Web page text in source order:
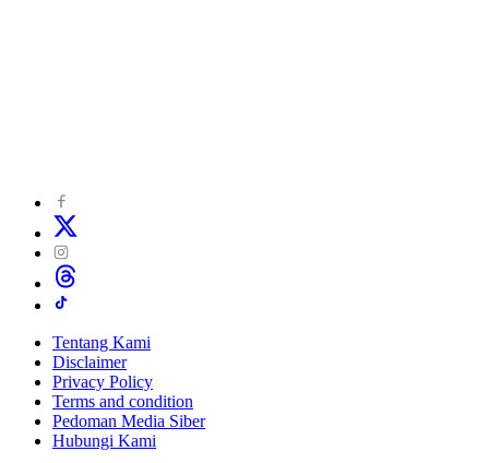
Tentang Kami
Disclaimer
Privacy Policy
Terms and condition
Pedoman Media Siber
Hubungi Kami